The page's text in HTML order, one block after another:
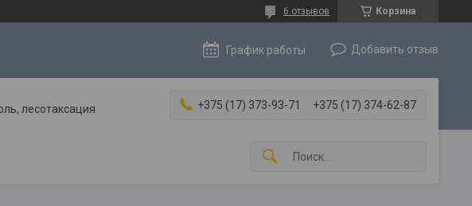
Корзина
6 отзывов
График работы Добавить отзыв
лесотаксация +375 (17) 373-93-71 +375 (17) 374-62-87